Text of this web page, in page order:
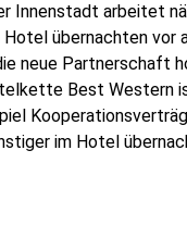
Innenstadt arbeitet
übernachten vor
neue
Best Western
im Hotel